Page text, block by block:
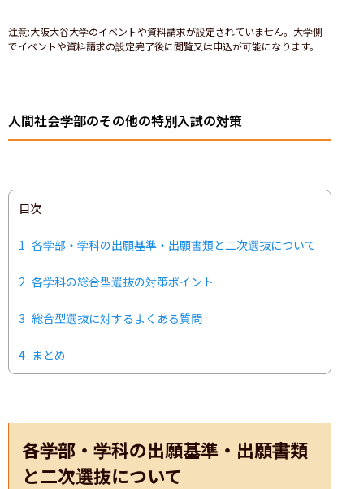
注意:大阪大谷大学のイベントや資料請求が設定されていません。大学側
でイベントや資料請求の設定完了後に閲覧又は申込が可能になります。
人間社会学部のその他の特別入試の対策
目次
1 各学部・学科の出願基準・出願書類と二次選抜について
2 各学科の総合型選抜の対策ポイント
3 総合型選抜に対するよくある質問
4 まとめ
各学部・学科の出願基準・出願書類
と二次選抜について